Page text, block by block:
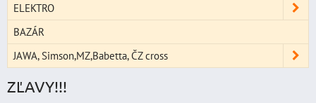
ELEKTRO
BAZÁR
JAWA, Simson,MZ,Babetta, ČZ cross
ZĽAVY!!!